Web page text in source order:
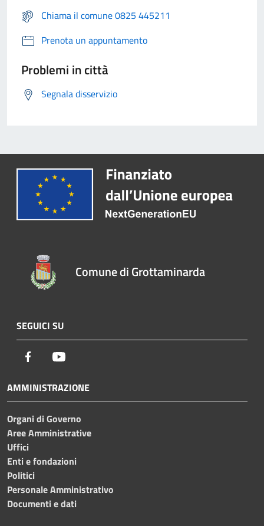
Chiama il comune 0825 445211
Prenota un appuntamento
Problemi in città
Segnala disservizio
Comune di Grottaminarda
SEGUICI SU
Facebook
AMMINISTRAZIONE
Organi di Governo
Aree Amministrative
Uffici
Enti e fondazioni
Politici
Personale Amministrativo
Documenti e dati